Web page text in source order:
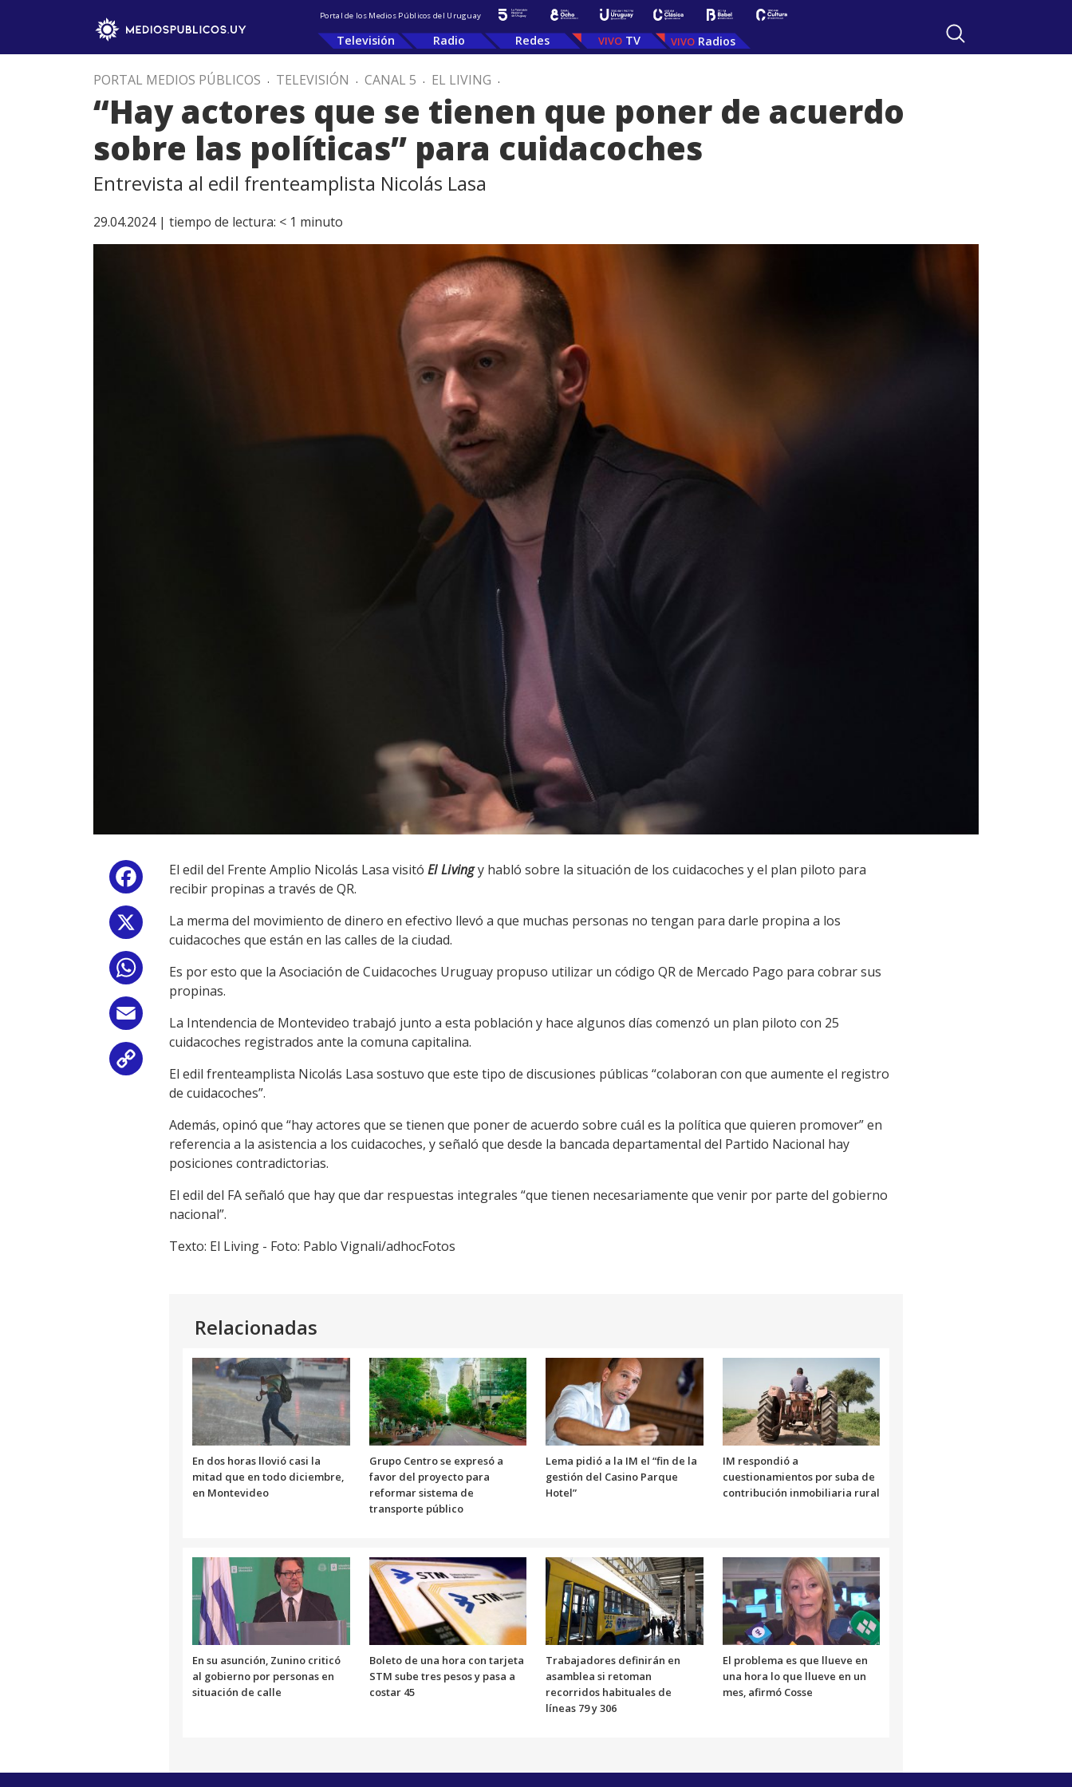
Portal de los Medios Públicos del Uruguay
Televisión Radio Redes TV Radios
PORTAL MEDIOS PÚBLICOS . TELEVISIÓN . CANAL 5 . EL LIVING .
“Hay actores que se tienen que poner de acuerdo
sobre las políticas” para cuidacoches
Entrevista al edil frenteamplista Nicolás Lasa
29.04.2024 | tiempo de lectura: < 1 minuto
Facebook
WhatsApp
Email
Link
El edil del Frente Amplio Nicolás Lasa visitó El Livingy habló sobre la situación de los cuidacoches y el plan piloto para
recibir propinas a través de QR.
La merma del movimiento de dinero en efectivo llevó a que muchas personas no tengan para darle propina a los
cuidacoches que están en las calles de la ciudad.
Es por esto que la Asociación de Cuidacoches Uruguay propuso utilizar un código QR de Mercado Pago para cobrar sus
propinas.
La Intendencia de Montevideo trabajó junto a esta población y hace algunos días comenzó un plan piloto con 25
cuidacoches registrados ante la comuna capitalina.
El edil frenteamplista Nicolás Lasa sostuvo que este tipo de discusiones públicas “colaboran con que aumente el registro
de cuidacoches”.
Además, opinó que “hay actores que se tienen que poner de acuerdo sobre cuál es la política que quieren promover” en
referencia a la asistencia a los cuidacoches, y señaló que desde la bancada departamental del Partido Nacional hay
posiciones contradictorias.
El edil del FA señaló que hay que dar respuestas integrales “que tienen necesariamente que venir por parte del gobierno
nacional”.
Texto: El Living - Foto: Pablo Vignali/adhocFotos
Relacionadas
En dos horas llovió casi la
mitad que en todo diciembre,
en Montevideo
Grupo Centro se expresó a
favor del proyecto para
reformar sistema de
transporte público
Lema pidió a la IM el “fin de la
gestión del Casino Parque
Hotel”
IM respondió a
cuestionamientos por suba de
contribución inmobiliaria rural
En su asunción, Zunino criticó
al gobierno por personas en
situación de calle
Boleto de una hora con tarjeta
STM sube tres pesos y pasa a
costar 45
Trabajadores definirán en
asamblea si retoman
recorridos habituales de
líneas 79 y 306
El problema es que llueve en
una hora lo que llueve en un
mes, afirmó Cosse